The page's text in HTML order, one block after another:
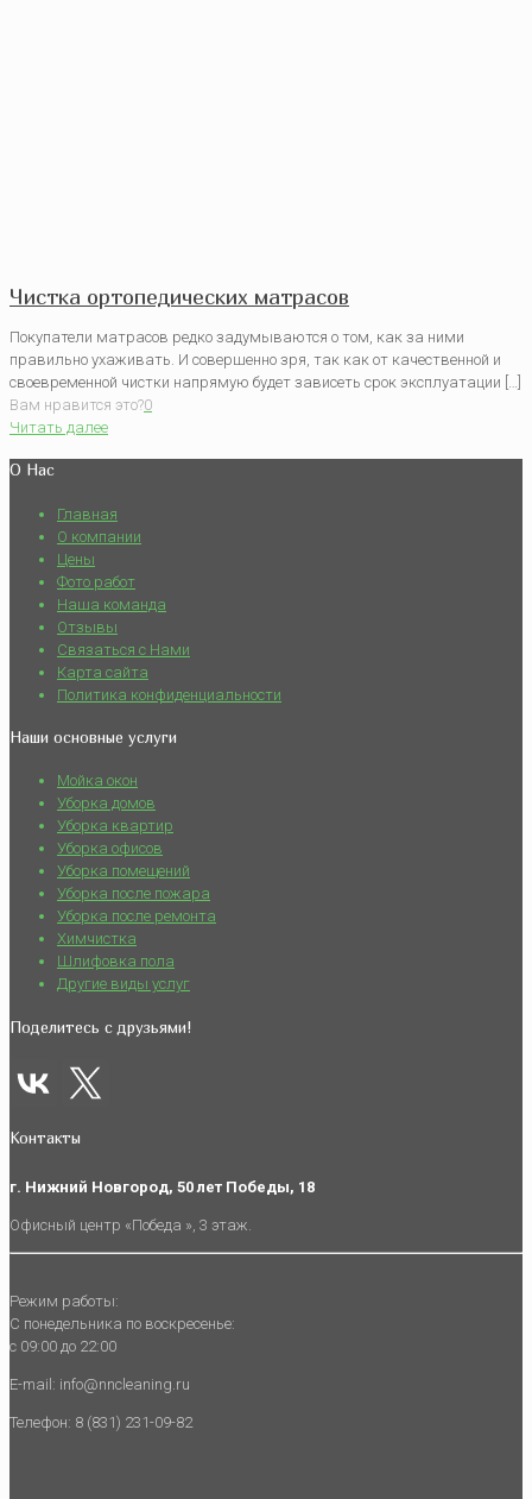
Чистка ортопедических матрасов
Покупатели матрасов редко задумываются о том, как за ними
правильно ухаживать. И совершенно зря, так как от качественной и
своевременной чистки напрямую будет зависеть срок эксплуатации […]
Вам нравится это?0
Читать далее
О Нас
Главная
О компании
Цены
Фото работ
Наша команда
Отзывы
Связаться с Нами
Карта сайта
Политика конфиденциальности
Наши основные услуги
Мойка окон
Уборка домов
Уборка квартир
Уборка офисов
Уборка помещений
Уборка после пожара
Уборка после ремонта
Химчистка
Шлифовка пола
Другие виды услуг
Поделитесь с друзьями!
Контакты
г. Нижний Новгород, 50 лет Победы, 18
Офисный центр «Победа », 3 этаж.
Режим работы:
С понедельника по воскресенье:
с 09:00 до 22:00
E-mail: info@nncleaning.ru
Телефон: 8 (831) 231-09-82